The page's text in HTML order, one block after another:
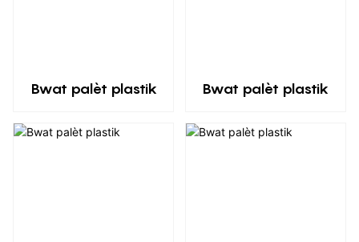
Bwat palèt plastik Bwat palèt plastik